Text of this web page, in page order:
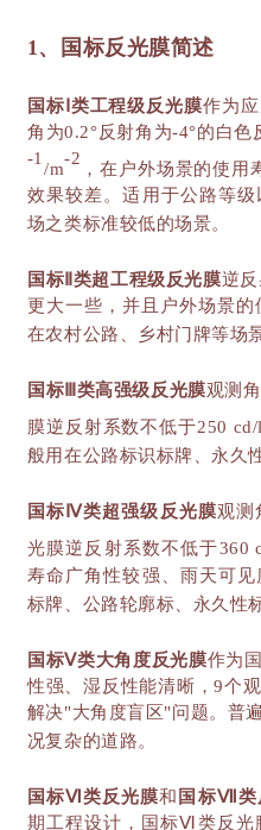
1、国标反光膜简述
国标 Ⅰ类工程级反光膜作为
角为0.2°反射角为-4°的白
-1
/m
-2
，在户外场景的使用
效果较差。适用于公路等
场之类标准较低的场景。
国标 Ⅱ类超工程级反光膜逆
更大一些，并且户外场景
在农村公路、乡村门牌等场
国标 Ⅲ类高强级反光膜观测
膜逆反射系数不低于250
般用在公路标识标牌、永久
国标 Ⅳ类超强级反光膜观测
光膜逆反射系数不低于360
寿命广角性较强、雨天可
标牌、公路轮廓标、永久性
国标Ⅴ类大角度反光膜作为
性强、湿反性能清晰，9个
解决"大角度盲区"问题。普
况复杂的道路。
国标Ⅵ类反光膜和 国标Ⅶ类
期工程设计，国标Ⅵ类反光